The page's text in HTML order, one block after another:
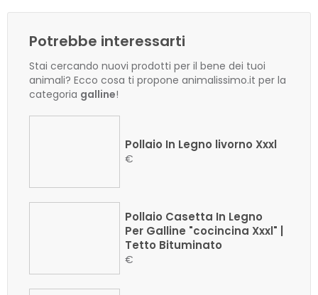
Potrebbe interessarti
Stai cercando nuovi prodotti per il bene dei tuoi
animali? Ecco cosa ti propone animalissimo.it per la
categoria galline!
Pollaio In Legno livorno Xxxl
€
Pollaio Casetta In Legno
Per Galline "cocincina Xxxl" |
Tetto Bituminato
€